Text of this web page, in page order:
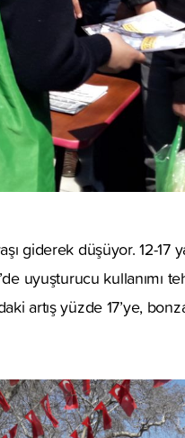
giderek düşüyor. 12-17
uyuşturucu kullanımı
artış yüzde 17’ye,